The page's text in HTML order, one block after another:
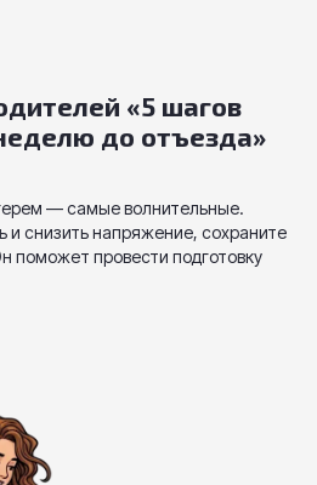
«5 шагов
до отъезда»
— самые волнительные.
и снизить напряжение, сохраните
поможет провести подготовку